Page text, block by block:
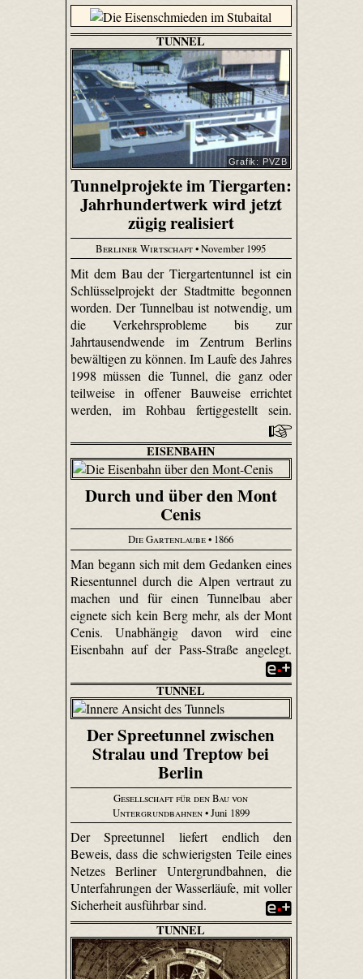
TUNNEL
Grafik: PVZB
Tunnelprojekte im Tiergarten:
Jahrhundertwerk wird jetzt
zügig realisiert
Berliner Wirtschaft• November 1995
Mit dem Bau der Tiergartentunnel ist ein
Schlüsselprojekt der Stadtmitte begonnen
worden. Der Tunnelbau ist notwendig, um
die Verkehrsprobleme bis zur
Jahrtausendwende im Zentrum Berlins
bewältigen zu können. Im Laufe des Jahres
1998 müssen die Tunnel, die ganz oder
teilweise in offener Bauweise errichtet
werden, im Rohbau fertiggestellt sein.
EISENBAHN
Durch und über den Mont
Cenis
Die Gartenlaube• 1866
Man begann sich mit dem Gedanken eines
Riesentunnel durch die Alpen vertraut zu
machen und für einen Tunnelbau aber
eignete sich kein Berg mehr, als der Mont
Cenis. Unabhängig davon wird eine
Eisenbahn auf der Pass-Straße angelegt.
TUNNEL
Der Spreetunnel zwischen
Stralau und Treptow bei
Berlin
Gesellschaft für den Bau von
Untergrundbahnen• Juni 1899
Der Spree­tunnel liefert endlich den
Beweis, dass die schwierigsten Teile eines
Netzes Berliner Untergrundbahnen, die
Unter­fahrungen der Wasserläufe, mit voller
Sicherheit ausführbar sind.
TUNNEL